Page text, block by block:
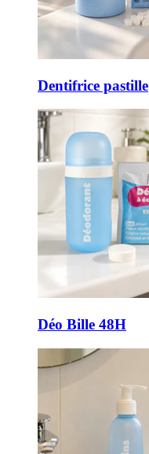
Dentifrice pastille
Déo Bille 48H